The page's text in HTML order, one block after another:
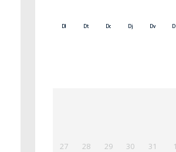
Dl Dt Dc Dj Dv
27 28 29 30 31 1